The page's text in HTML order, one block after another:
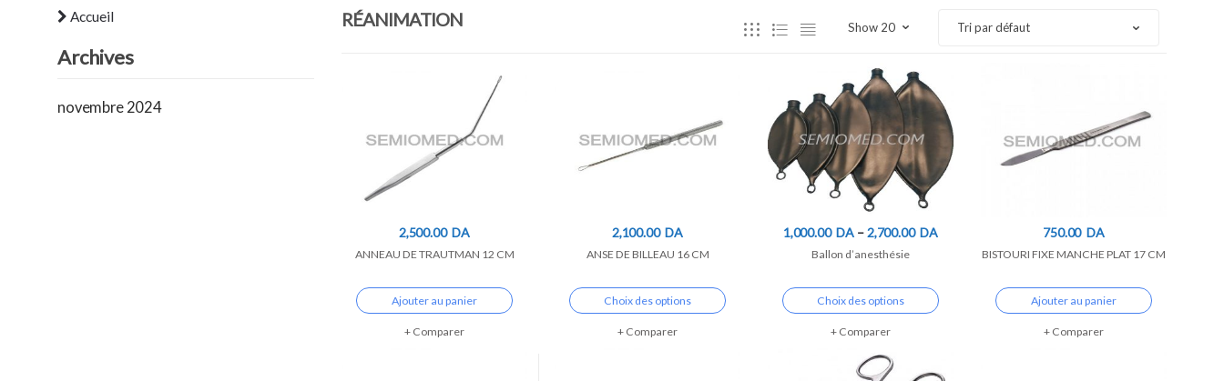
RÉANIMATION
2,500.00 DA
ANNEAU DE TRAUTMAN 12 CM
Ajouter au panier
Comparer
2,100.00 DA
ANSE DE BILLEAU 16 CM
Choix des options
Comparer
1,000.00 DA –2,700.00 DA
Ballon d’anesthésie
Choix des options
Comparer
750.00 DA
BISTOURI FIXE MANCHE PLAT 17 CM
Ajouter au panier
Comparer
Accueil
Archives
novembre 2024